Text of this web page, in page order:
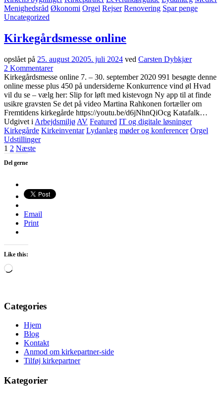
Menighedsråd Økonomi Orgel Rejser Renovering Spar penge
Uncategorized
Kirkegårdsmesse online
opslået på 25. august 20205. juli 2024 ved Carsten Dybkjær
2 Kommentarertil
Kirkegårdsmesse
online
Kirkegårdsmesse online 7. – 30. september 2020 991 besøgte denne
online messe plus 450 på undersiderne Konkurrence vind øl Hvad
vil du se – vælg her: Slip for løft med kistevogn Ny app til at finde
usikre gravsten Se det på video Martina Rahkonen fortæller om
Fremtidens kirkegårde https://youtu.be/d6jNhnQiOcg Katafalk…
Udgivet i Arbejdsmiljø AV Featured IT og digitale løsninger
Kirkegårde Kirkeinventar Lydanlæg møder og konferencer Orgel
Udstillinger
Indlæg
navigation
1 2 Næste
Del gerne
Email
Print
Like this:
Loading…
Categories
Hjem
Blog
Kontakt
Anmod om kirkepartner-side
Tilføj kirkepartner
Kategorier